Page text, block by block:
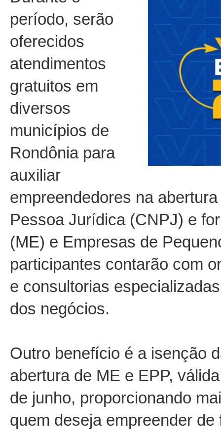
período, serão
oferecidos
atendimentos
gratuitos em
diversos
municípios de
Rondônia para
auxiliar
empreendedores na
Pessoa Jurídica (CNPJ) e
(ME) e Empresas de
participantes contarão com
e consultorias
dos negócios.
Outro benefício é a isenção
abertura de ME e EPP,
de junho, proporcionando
quem deseja empreender